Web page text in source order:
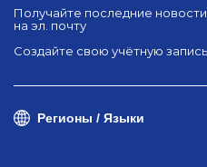
Получайте последние
на эл. почту
Создайте свою учётную
Регионы / Языки